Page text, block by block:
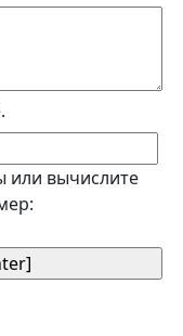
или вычислите